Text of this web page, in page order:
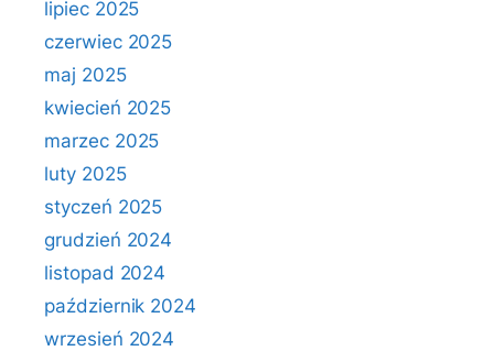
lipiec 2025
czerwiec 2025
maj 2025
kwiecień 2025
marzec 2025
luty 2025
styczeń 2025
grudzień 2024
listopad 2024
październik 2024
wrzesień 2024